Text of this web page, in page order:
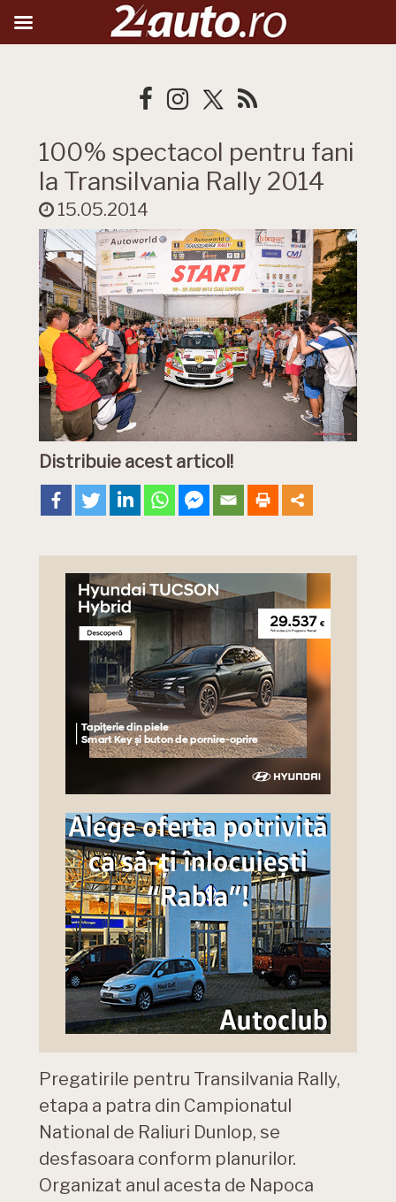
100% spectacol pentru fani
la Transilvania Rally 2014
15.05.2014
Distribuie acest articol!
Pregatirile pentru Transilvania Rally,
etapa a patra din Campionatul
National de Raliuri Dunlop, se
desfasoara conform planurilor.
Organizat anul acesta de Napoca